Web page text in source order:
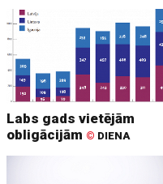
Labs gads vietējām
obligācijām © DIENA